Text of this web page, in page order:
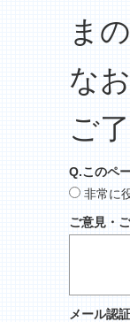
ま
な
ご
Q.このペ
非常に
ご意見・
メール認